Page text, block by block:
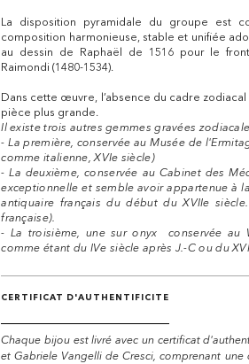
La disposition pyramidale du groupe est
composition harmonieuse, stable et unifiée
au dessin de Raphaël de 1516 pour le
Raimondi (1480-1534).
Dans cette œuvre, l’absence du cadre
pièce plus grande.
Il existe trois autres gemmes gravées
- La première, conservée au Musée de
comme italienne, XVIe siècle)
- La deuxième, conservée au Cabinet des
exceptionnelle et semble avoir appartenue à
antiquaire français du début du XVIIe
française).
- La troisième, une sur onyx conservée au
comme étant du IVe siècle après J.-C ou du
CERTIFICAT D'AUTHENTIFICITE
Chaque bijou est livré avec un certificat
et Gabriele Vangelli de Cresci, comprenant